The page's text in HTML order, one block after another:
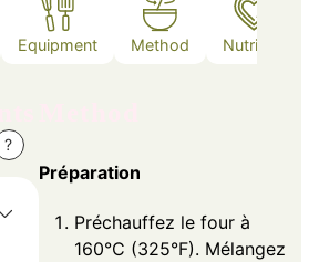
Equipment Method Nutrition
?
Préparation
Préchauffez le four à
160°C (325°F). Mélangez